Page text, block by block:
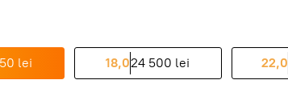
lei 18,024 500 lei 22,0